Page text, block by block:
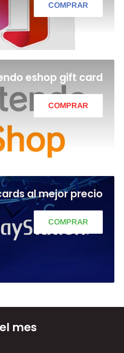
COMPRAR
eshop gift card
COMPRAR
al mejor precio
COMPRAR
mes